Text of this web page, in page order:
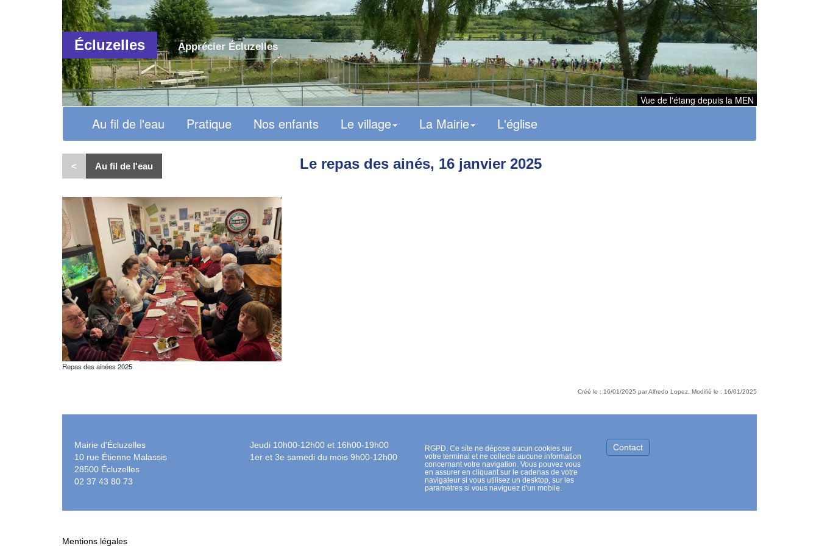
Écluzelles Apprécier Écluzelles
Vue de l'étang depuis la MEN
Au fil de l'eau Pratique Nos enfants Le village La Mairie L'église
< Au fil de l'eau Le repas des ainés, 16 janvier 2025
Repas des ainées 2025
Créé le : 16/01/2025 par Alfredo Lopez. Modifié le : 16/01/2025
Mairie d'Écluzelles
10 rue Étienne Malassis
28500 Écluzelles
02 37 43 80 73
Jeudi 10h00-12h00 et 16h00-19h00
1er et 3e samedi du mois 9h00-12h00
RGPD. Ce site ne dépose aucun cookies sur
votre terminal et ne collecte aucune information
concernant votre navigation. Vous pouvez vous
en assurer en cliquant sur le cadenas de votre
navigateur si vous utilisez un desktop, sur les
paramètres si vous naviguez d'un mobile.
Contact
Mentions légales